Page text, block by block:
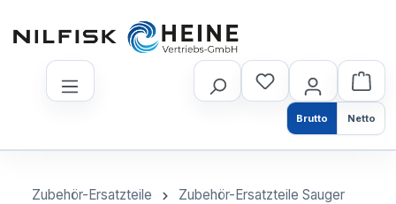
Brutto Netto
Zubehör-Ersatzteile
Zubehör-Ersatzteile Sauger